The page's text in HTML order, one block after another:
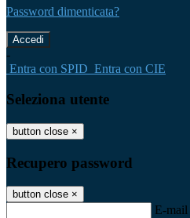
Password dimenticata?
-
Entra con SPID Entra con CIE
Seleziona utente
button close ×
Recupero password
button close ×
E-mail